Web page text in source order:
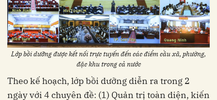
Lớp bồi dưỡng được kết nối trực tuyến đến các điểm cầu xã, phường,
đặc khu trong cả nước
Theo kế hoạch, lớp bồi dưỡng diễn ra trong 2
ngày với 4 chuyên đề: (1) Quản trị toàn diện, kiến